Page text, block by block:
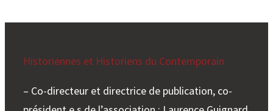
Historiennes et Historiens du Contemporain
– Co-directeur et directrice de publication, co-